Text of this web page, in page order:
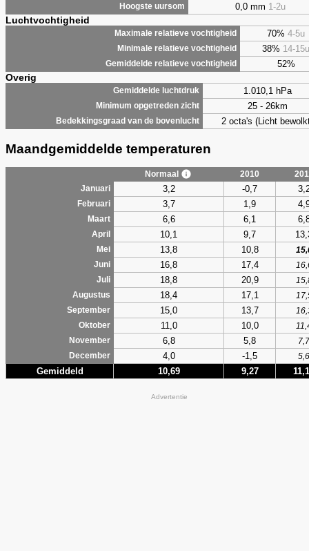
Hoogste uursom 0,0 mm 1-2u
Luchtvochtigheid
Maximale relatieve vochtigheid 70% 4-5u
Minimale relatieve vochtigheid 38% 14-15u
Gemiddelde relatieve vochtigheid 52%
Overig
Gemiddelde luchtdruk 1.010,1 hPa
Minimum opgetreden zicht 25 - 26km
Bedekkingsgraad van de bovenlucht 2 octa's (Licht
Maandgemiddelde temperaturen
Normaal 2010
Januari
3,2 -0,7
Februari 3,7 1,9
Maart 6,6 6,1
April 10,1 9,7
Mei 13,8 10,8
Juni
16,8 17,4
Juli
18,8 20,9
Augustus
18,4 17,1
September
15,0 13,7
Oktober
11,0 10,0
November
6,8 5,8
7,7
December
4,0 -1,5 5,6
Gemiddeld 10,69 9,27
Advertentie